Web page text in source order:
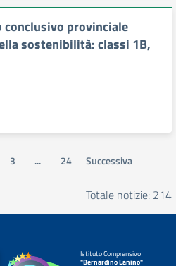
conclusivo provinciale
sostenibilità: classi 1B,
3 ... 24 Successiva
Totale notizie: 214
Istituto Comprensivo
"Bernardino Lanino"